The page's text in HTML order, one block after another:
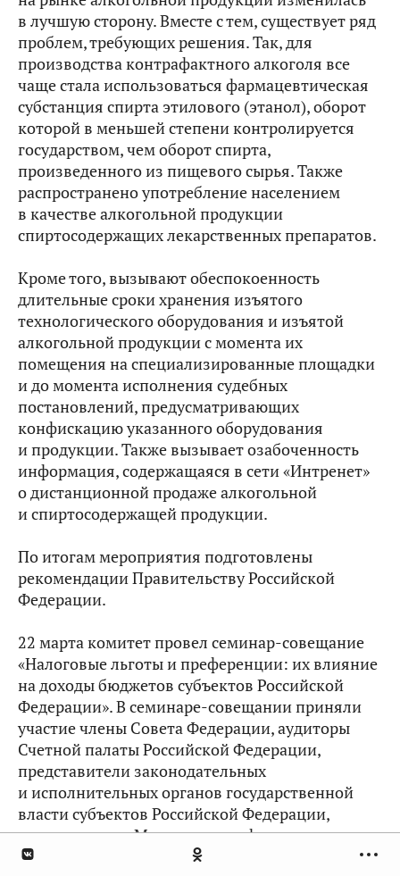
в лучшую сторону. Вместе с тем, существует ряд
проблем, требующих решения. Так, для
производства контрафактного алкоголя все
чаще стала использоваться фармацевтическая
субстанция спирта этилового (этанол), оборот
которой в меньшей степени контролируется
государством, чем оборот спирта,
произведенного из пищевого сырья. Также
распространено употребление населением
в качестве алкогольной продукции
спиртосодержащих лекарственных препаратов.
Кроме того, вызывают обеспокоенность
длительные сроки хранения изъятого
технологического оборудования и изъятой
алкогольной продукции с момента их
помещения на специализированные площадки
и до момента исполнения судебных
постановлений, предусматривающих
конфискацию указанного оборудования
и продукции. Также вызывает озабоченность
информация, содержащаяся в сети «Интренет»
о дистанционной продаже алкогольной
и спиртосодержащей продукции.
По итогам мероприятия подготовлены
рекомендации Правительству Российской
Федерации.
22 марта комитет провел семинар-совещание
«Налоговые льготы и преференции: их влияние
на доходы бюджетов субъектов Российской
Федерации». В семинаре-совещании приняли
участие члены Совета Федерации, аудиторы
Счетной палаты Российской Федерации,
представители законодательных
и исполнительных органов государственной
власти субъектов Российской Федерации,
представители Министерства финансов
Российской Федерации, Министерства